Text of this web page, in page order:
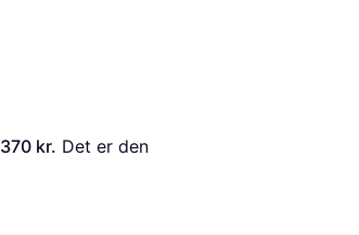
370 kr. Det er den